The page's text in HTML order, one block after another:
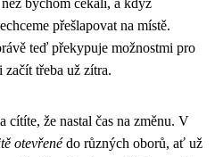
bychom čekali, a když
přešlapovat na místě.
teď překypuje možnostmi pro
třeba už zítra.
cítíte, že nastal čas na změnu. V
otevřenédo různých oborů, ať už